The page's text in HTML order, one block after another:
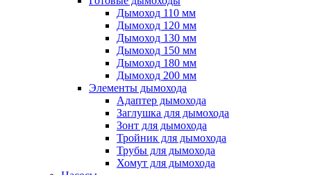
Дымоход 110 мм
Дымоход 120 мм
Дымоход 130 мм
Дымоход 150 мм
Дымоход 180 мм
Дымоход 200 мм
Элементы дымохода
Адаптер дымохода
Заглушка для дымохода
Зонт для дымохода
Тройник для дымохода
Трубы для дымохода
Хомут для дымохода